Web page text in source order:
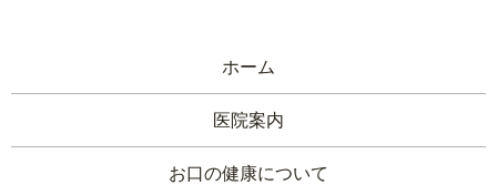
ホーム
医院案内
お口の健康について